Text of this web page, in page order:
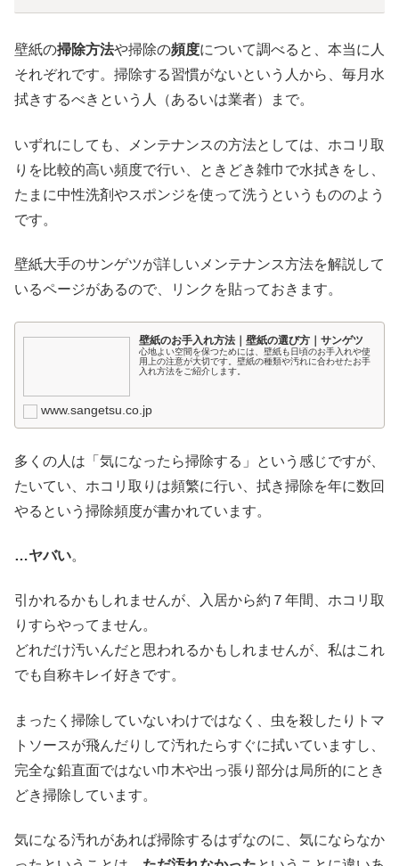
壁紙の掃除方法や掃除の頻度について調べると、本当に人
それぞれです。掃除する習慣がないという人から、毎月水
拭きするべきという人（あるいは業者）まで。
いずれにしても、メンテナンスの方法としては、ホコリ取
りを比較的高い頻度で行い、ときどき雑巾で水拭きをし、
たまに中性洗剤やスポンジを使って洗うというもののよう
です。
壁紙大手のサンゲツが詳しいメンテナンス方法を解説して
いるページがあるので、リンクを貼っておきます。
壁紙のお手入れ方法｜壁紙の選び方｜サンゲツ
心地よい空間を保つためには、壁紙も日頃のお手入れや使
用上の注意が大切です。壁紙の種類や汚れに合わせたお手
入れ方法をご紹介します。
www.sangetsu.co.jp
多くの人は「気になったら掃除する」という感じですが、
たいてい、ホコリ取りは頻繁に行い、拭き掃除を年に数回
やるという掃除頻度が書かれています。
…ヤバい。
引かれるかもしれませんが、入居から約７年間、ホコリ取
りすらやってません。
どれだけ汚いんだと思われるかもしれませんが、私はこれ
でも自称キレイ好きです。
まったく掃除していないわけではなく、虫を殺したりトマ
トソースが飛んだりして汚れたらすぐに拭いていますし、
完全な鉛直面ではない巾木や出っ張り部分は局所的にとき
どき掃除しています。
気になる汚れがあれば掃除するはずなのに、気にならなか